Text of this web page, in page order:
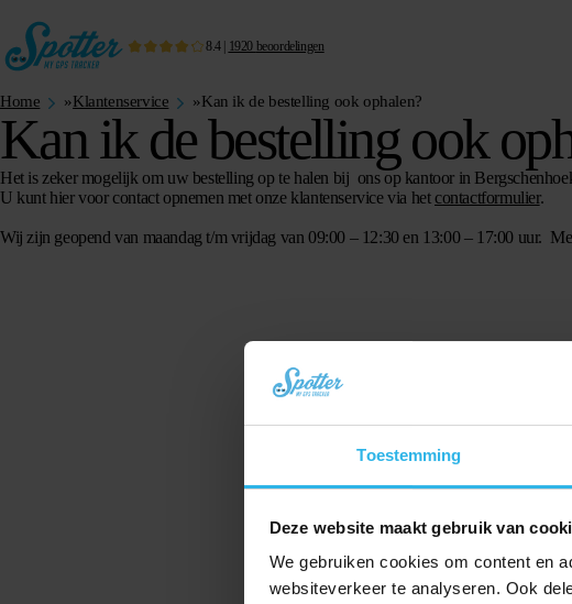
Toestemming
Deze website maakt gebruik van
We gebruiken cookies om content en
websiteverkeer te analyseren. Ook
8.4| 1920 beoordelingen
Home »Klantenservice »Kan ik de bestelling ook ophalen?
Kan ik de bestelling ook
Het is zeker mogelijk om uw bestelling op te halen bij ons op kantoor in
U kunt hier voor contact opnemen met onze klantenservice via het contactformulier.
Wij zijn geopend van maandag t/m vrijdag van 09:00 – 12:30 en 13:00 – 17:00 uur.